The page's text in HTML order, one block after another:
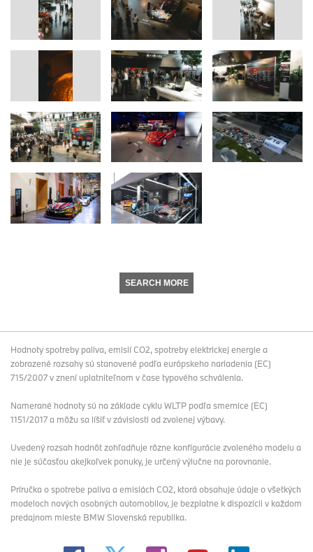
SEARCH MORE
Hodnoty spotreby paliva, emisií CO2, spotreby elektrickej energie a
zobrazené rozsahy sú stanovené podľa európskeho nariadenia (EC)
715/2007 v znení uplatniteľnom v čase typového schválenia.
Namerané hodnoty sú na základe cyklu WLTP podľa smernice (EC)
1151/2017 a môžu sa líšiť v závislosti od zvolenej výbavy.
Uvedený rozsah hodnôt zohľadňuje rôzne konfigurácie zvoleného modelu a
nie je súčasťou akejkoľvek ponuky, je určený výlučne na porovnanie.
Príručka o spotrebe paliva a emisiách CO2, ktorá obsahuje údaje o všetkých
modeloch nových osobných automobilov, je bezplatne k dispozícii v každom
predajnom mieste BMW Slovenská republika.